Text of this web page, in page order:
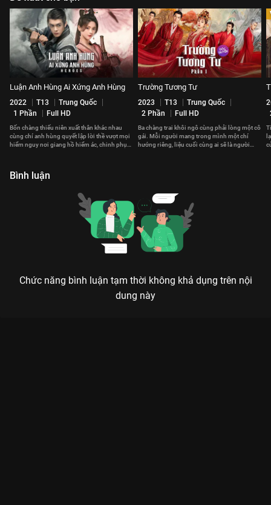
Luận Anh Hùng Ai Xứng Anh Hùng
2022 T13
Trung Quốc
1 Phần
Full HD
Bốn chàng thiếu niên xuất thân khác nhau
cùng chí anh hùng quyết lập lời thề vượt mọi
hiểm nguy nơi giang hồ hiểm ác, chinh phục
Trường Tương Tư
2023 T13
Trung Quốc
2 Phần
Full HD
Ba chàng trai khôi ngô cùng phải lòng một cô
gái. Mỗi người mang trong mình một chí
hướng riêng, liệu cuối cùng ai sẽ là người
Bình luận
Chức năng bình luận tạm thời không khả dụng trên nội
dung này